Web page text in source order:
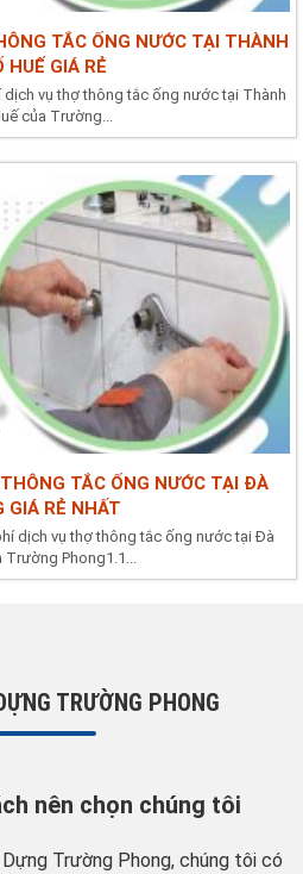
TẮC ỐNG NƯỚC TẠI THÀNH
HUẾ GIÁ RẺ
vụ thợ thông tắc ống nước tại Thành
của Trường...
TẮC ỐNG NƯỚC TẠI ĐÀ
GIÁ RẺ NHẤT
dịch vụ thợ thông tắc ống nước tại Đà
Phong1.1...
TRƯỜNG PHONG
nên chọn chúng tôi
Trường Phong, chúng tôi có